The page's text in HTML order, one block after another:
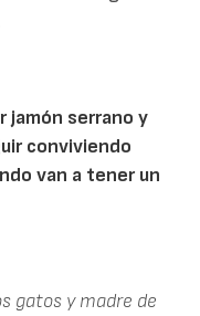
jamón serrano y
conviviendo
van a tener un
gatos y madre de